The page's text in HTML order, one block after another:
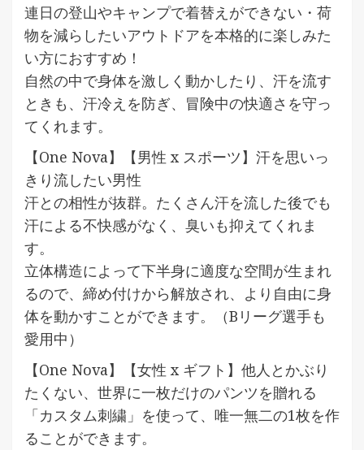
連日の登山やキャンプで着替えができない・荷
物を減らしたいアウトドアを本格的に楽しみた
い方におすすめ！
自然の中で身体を激しく動かしたり、汗を流す
ときも、汗冷えを防ぎ、冒険中の快適さを守っ
てくれます。
【One Nova】【男性 x スポーツ】汗を思いっ
きり流したい男性
汗との相性が抜群。たくさん汗を流した後でも
汗による不快感がなく、臭いも抑えてくれま
す。
立体構造によって下半身に適度な空間が生まれ
るので、締め付けから解放され、より自由に身
体を動かすことができます。（Bリーグ選手も
愛用中）
【One Nova】【女性 x ギフト】他人とかぶり
たくない、世界に一枚だけのパンツを贈れる
「カスタム刺繍」を使って、唯一無二の1枚を作
ることができます。